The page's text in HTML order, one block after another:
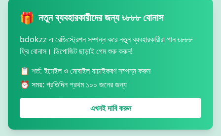
🎁 নতুন ব্যবহারকারীদের জন্য ৳৮৮৮ বোনাস
bdokzz এ রেজিস্ট্রেশন সম্পন্ন করে নতুন ব্যবহারকারীরা পান ৳৮৮৮
ফ্রি বোনাস। ডিপোজিট ছাড়াই গেম শুরু করুন!
📋 শর্ত: ইমেইল ও মোবাইল যাচাইকরণ সম্পন্ন করুন
⏰ সময়: প্রতিদিন প্রথম ১০০ জনের জন্য
এখনই দাবি করুন